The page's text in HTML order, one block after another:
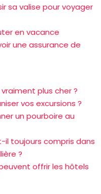
sa valise pour voyager
en vacance
une assurance de
plus cher ?
vos excursions ?
un pourboire au
toujours compris dans
?
offrir les hôtels